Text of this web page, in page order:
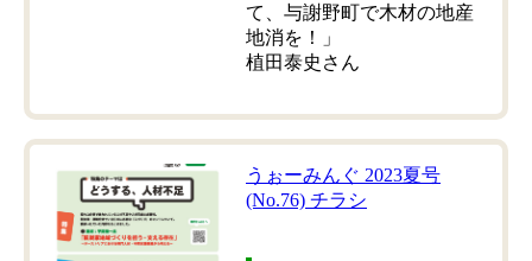
て、与謝野町で木材の地産
地消を！」
植田泰史さん
うぉーみんぐ 2023夏号
(No.76) チラシ